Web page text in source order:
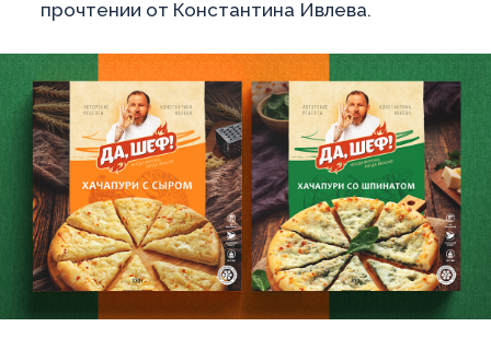
прочтении от Константина Ивлева.